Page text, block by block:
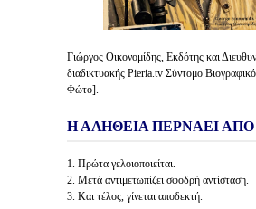
Γιώργος Οικονομίδης, Εκδότης και
διαδικτυακής Pieria.tv Σύντομο
Φώτο].
Η ΑΛΗΘΕΙΑ ΠΕΡΝΑΕΙ ΑΠΟ
1. Πρώτα γελοιοποιείται.
2. Μετά αντιμετωπίζει σφοδρή αντίσταση.
3. Και τέλος, γίνεται αποδεκτή.